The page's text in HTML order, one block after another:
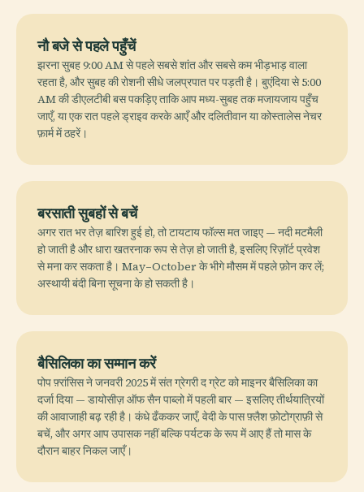
नौ बजे से पहले पहुँचें
झरना सुबह 9:00 AM से पहले सबसे शांत और सबसे कम भीड़भाड़ वाला
रहता है, और सुबह की रोशनी सीधे जलप्रपात पर पड़ती है। बुएंदिया से 5:00
AM की डीएलटीबी बस पकड़िए ताकि आप मध्य-सुबह तक मजायजाय पहुँच
जाएँ, या एक रात पहले ड्राइव करके आएँ और दलितीवान या कोस्तालेस नेचर
फ़ार्म में ठहरें।
बरसाती सुबहों से बचें
अगर रात भर तेज़ बारिश हुई हो, तो टायटाय फॉल्स मत जाइए — नदी मटमैली
हो जाती है और धारा खतरनाक रूप से तेज़ हो जाती है, इसलिए रिज़ॉर्ट प्रवेश
से मना कर सकता है। May–October के भीगे मौसम में पहले फ़ोन कर लें;
अस्थायी बंदी बिना सूचना के हो सकती है।
बैसिलिका का सम्मान करें
पोप फ़्रांसिस ने जनवरी 2025 में संत ग्रेगरी द ग्रेट को माइनर बैसिलिका का
दर्जा दिया — डायोसीज़ ऑफ सैन पाब्लो में पहली बार — इसलिए तीर्थयात्रियों
की आवाजाही बढ़ रही है। कंधे ढँककर जाएँ, वेदी के पास फ़्लैश फ़ोटोग्राफ़ी से
बचें, और अगर आप उपासक नहीं बल्कि पर्यटक के रूप में आए हैं तो मास के
दौरान बाहर निकल जाएँ।